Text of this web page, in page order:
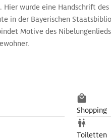
wurde eine Handschrift
in der Bayerischen
Motive des
Shopping
Toiletten